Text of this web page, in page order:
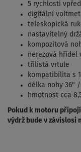
5 rychlostí
digitální
teleskopická
nastavitelný
kompozitová
nerezová hřídel
třílistá vrtule
kompatibilita s
délka nohy 36" /
hmotnost cca
Pokud k motoru
výdrž bude v závislosi